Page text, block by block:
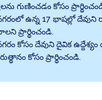
గుణించడం కోసం
ఉన్న 17 భాషల్లో దేవుని
ప్రార్థించండి.
కోసం దేవుని దైవిక
కోసం ప్రార్థించండి.